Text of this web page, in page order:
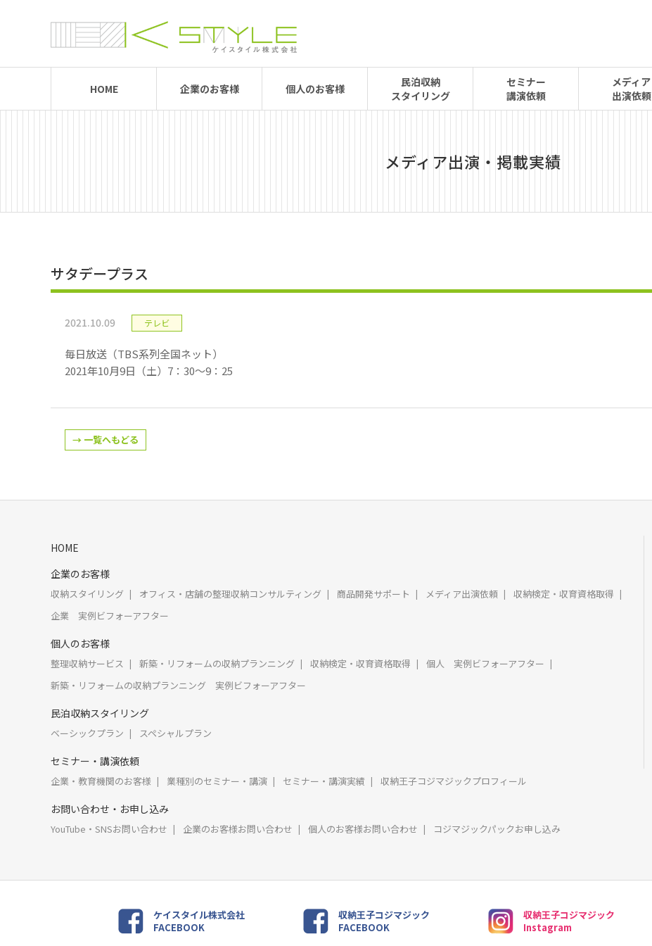
HOME 企業のお客様 個人のお客様
民泊収納
スタイリング
セミナー
講演依頼
メディア
出演依頼
メディア出演・掲載実績
サタデープラス
2021.10.09 テレビ
毎日放送（TBS系列全国ネット）
2021年10月9日（土）7：30～9：25
→ 一覧へもどる
HOME
企業のお客様
収納スタイリング オフィス・店舗の整理収納コンサルティング 商品開発サポート メディア出演依頼
収納検定・収育資格取得
企業 実例ビフォーアフター
個人のお客様
整理収納サービス 新築・リフォームの収納プランニング 収納検定・収育資格取得
個人 実例ビフォーアフター
新築・リフォームの収納プランニング 実例ビフォーアフター
民泊収納スタイリング
ベーシックプラン スペシャルプラン
セミナー・講演依頼
企業・教育機関のお客様 業種別のセミナー・講演 セミナー・講演実績 収納王子コジマジックプロフィール
お問い合わせ・お申し込み
YouTube・SNSお問い合わせ 企業のお客様お問い合わせ 個人のお客様お問い合わせ コジマジックパックお申し込み
ケイスタイル株式会社
FACEBOOK
収納王子コジマジック
FACEBOOK
収納王子コジマジック
Instagram